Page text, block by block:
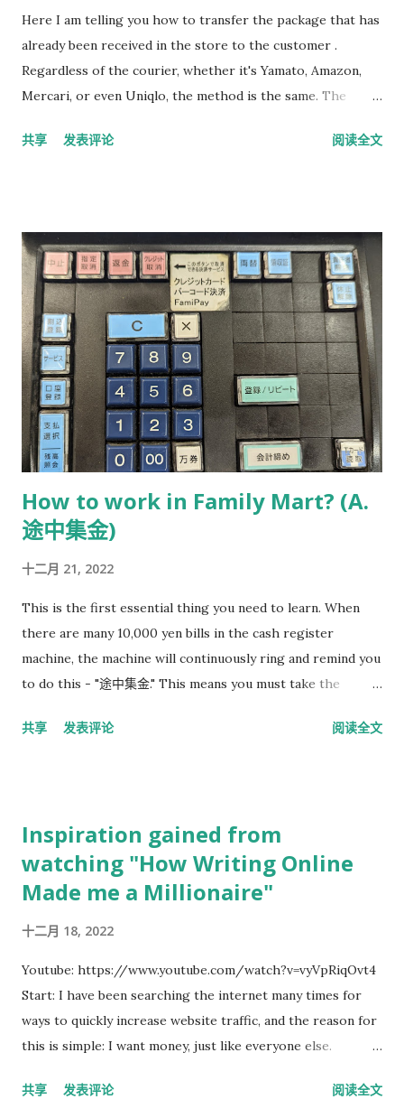
Here I am telling you how to transfer the package that has
already been received in the store to the customer .
Regardless of the courier, whether it's Yamato, Amazon,
Mercari, or even Uniqlo, the method is the same. The
barcode on top, and then the cash register machine should
the middle , tear off the sticker in the middle , have the
customer sign it, and bring it back to the store. Then the
package can be given to the customer. However, don't
forget the receipt. Generally, when you scan the barcode in
the middle of the package, the cash register machine
should spit out a small receipt that should be given to the
customer. The specific location depends on how the store
manager arranges it. Put the paper signed by the cust...
共享 发表评论 阅读全文
How to work in Family Mart? (A.
途中集金)
十二月 21, 2022
This is the first essential thing you need to learn. When
there are many 10,000 yen bills in the cash register
machine, the machine will continuously ring and remind you
to do this - "途中集金." This means you must take the
them in the designated location. It is usually a metal box
put the money in this metal box, you must first record on
the cash register machine how many 10,000 yuan bills you
have put in. Keyboard Step 1, click the flashing "途中集金."
ート" button. Step 3, press the "会計締め" button, and there
will be two receipts. Step 4, both receipts must be signed
with your name. Step 5, take the money out of the cash
register machine into a transparent envelope. Take ...
共享 发表评论 阅读全文
Inspiration gained from
watching "How Writing Online
Made me a Millionaire"
十二月 18, 2022
Youtube: https://www.youtube.com/watch?v=vyVpRiqOvt4
Start: I have been searching the internet many times for
ways to quickly increase website traffic, and the reason for
this is simple: I want money, just like everyone else.
focus on increasing traffic, writing about something
共享 发表评论 阅读全文